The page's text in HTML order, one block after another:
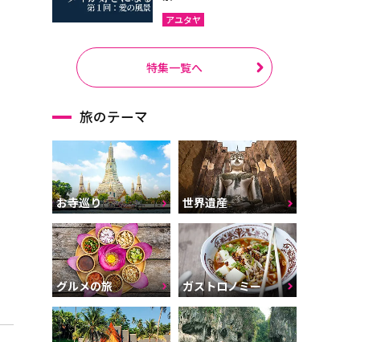
アユタヤ
特集一覧へ
旅のテーマ
お寺巡り 世界遺産
グルメの旅 ガストロノミー